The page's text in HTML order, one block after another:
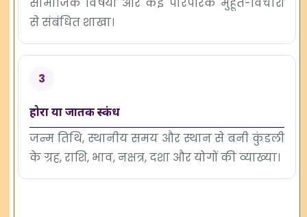
से संबंधित शाखा।
3
होरा या जातक स्कंध
जन्म तिथि, स्थानीय समय और स्थान से बनी कुंडली
के ग्रह, राशि, भाव, नक्षत्र, दशा और योगों की व्याख्या।